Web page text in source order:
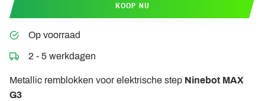
KOOP NU
Op voorraad
2 - 5 werkdagen
Metallic remblokken voor elektrische step Ninebot MAX
G3